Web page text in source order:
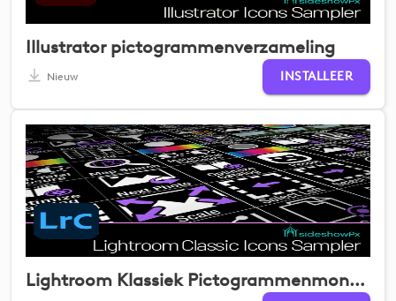
Illustrator pictogrammenverzameling
Nieuw INSTALLEER
Lightroom Klassiek Pictogrammenmonster